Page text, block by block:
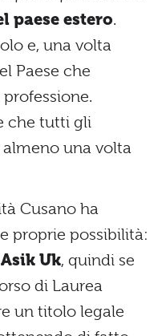
paese estero.
e, una volta
Paese che
che tutti gli
una volta
Cusano ha
proprie possibilità:
Asik Uk, quindi se
di Laurea
un titolo legale